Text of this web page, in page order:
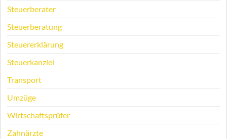
Steuerberater
Steuerberatung
Steuererklärung
Steuerkanzlei
Transport
Umzüge
Wirtschaftsprüfer
Zahnärzte